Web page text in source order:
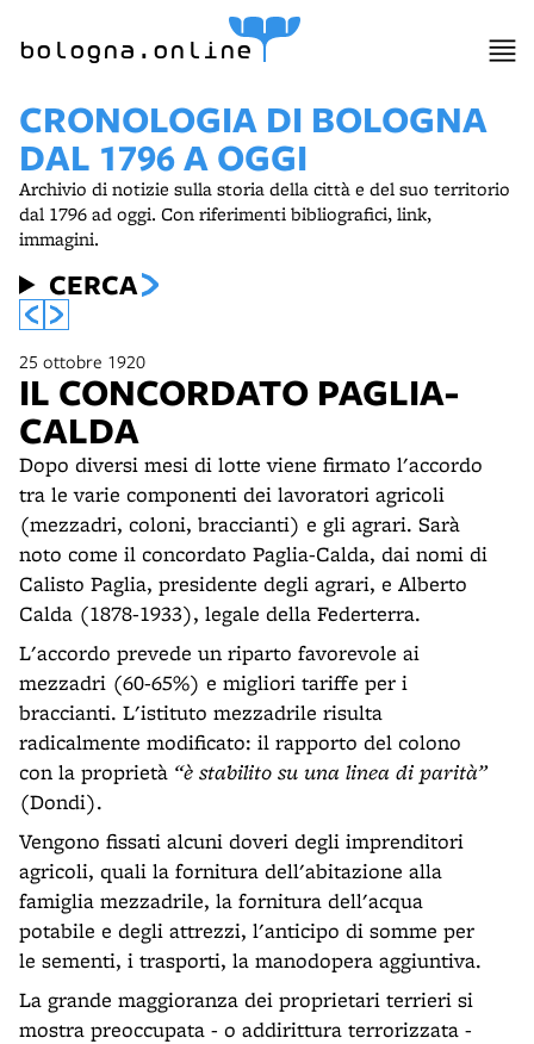
bologna.online
CRONOLOGIA DI BOLOGNA
DAL 1796 A OGGI
Archivio di notizie sulla storia della città e del suo territorio
dal 1796 ad oggi. Con riferimenti bibliografici, link,
immagini.
CERCA
25 ottobre 1920
IL CONCORDATO PAGLIA-
CALDA
Dopo diversi mesi di lotte viene firmato l'accordo
tra le varie componenti dei lavoratori agricoli
(mezzadri, coloni, braccianti) e gli agrari. Sarà
noto come il concordato Paglia-Calda, dai nomi di
Calisto Paglia, presidente degli agrari, e Alberto
Calda (1878-1933), legale della Federterra.
L'accordo prevede un riparto favorevole ai
mezzadri (60-65%) e migliori tariffe per i
braccianti. L'istituto mezzadrile risulta
radicalmente modificato: il rapporto del colono
con la proprietà “è stabilito su una linea di parità”
(Dondi).
Vengono fissati alcuni doveri degli imprenditori
agricoli, quali la fornitura dell'abitazione alla
famiglia mezzadrile, la fornitura dell'acqua
potabile e degli attrezzi, l'anticipo di somme per
le sementi, i trasporti, la manodopera aggiuntiva.
La grande maggioranza dei proprietari terrieri si
mostra preoccupata - o addirittura terrorizzata -